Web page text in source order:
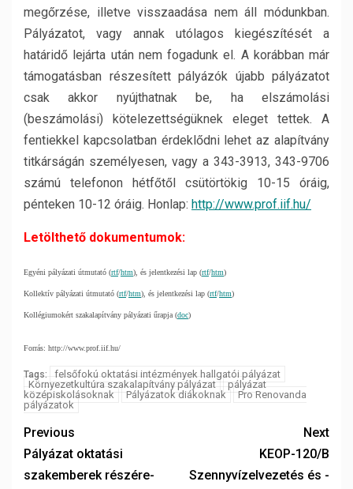
megőrzése, illetve visszaadása nem áll módunkban.
Pályázatot, vagy annak utólagos kiegészítését a
határidő lejárta után nem fogadunk el. A korábban már
támogatásban részesített pályázók újabb pályázatot
csak akkor nyújthatnak be, ha elszámolási
(beszámolási) kötelezettségüknek eleget tettek. A
fentiekkel kapcsolatban érdeklődni lehet az alapítvány
titkárságán személyesen, vagy a 343-3913, 343-9706
számú telefonon hétfőtől csütörtökig 10-15 óráig,
pénteken 10-12 óráig. Honlap: http://www.prof.iif.hu/
Letölthető dokumentumok:
Egyéni pályázati útmutató (rtf/htm), és jelentkezési lap (rtf/htm)
Kollektív pályázati útmutató (rtf/htm), és jelentkezési lap (rtf/htm)
Kollégiumokért szakalapítvány pályázati űrapja (doc)
Forrás: http://www.prof.iif.hu/
Tags:
felsőfokú oktatási intézmények hallgatói pályázat
Környezetkultúra szakalapítvány pályázat
pályázat
középiskolásoknak
Pályázatok diákoknak
Pro Renovanda
pályázatok
Previous
Pályázat oktatási
szakemberek részére-
Next
KEOP-120/B
Szennyvízelvezetés és -